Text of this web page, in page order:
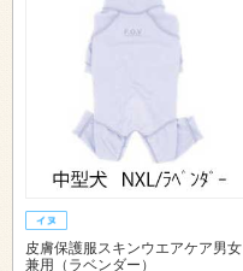
皮膚保護服スキンウエアケア男女
兼用（ラベンダー）